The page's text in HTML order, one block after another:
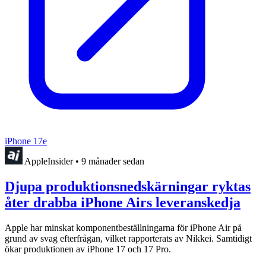
iPhone 17e
AppleInsider • 9 månader sedan
Djupa produktionsnedskärningar ryktas
åter drabba iPhone Airs leveranskedja
Apple har minskat komponentbeställningarna för iPhone Air på
grund av svag efterfrågan, vilket rapporterats av Nikkei. Samtidigt
ökar produktionen av iPhone 17 och 17 Pro.